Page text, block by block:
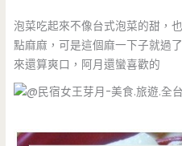
泡菜吃起來不像台式泡菜的甜，
點麻麻，可是這個麻一下子就過
來還算爽口，阿月還蠻喜歡的